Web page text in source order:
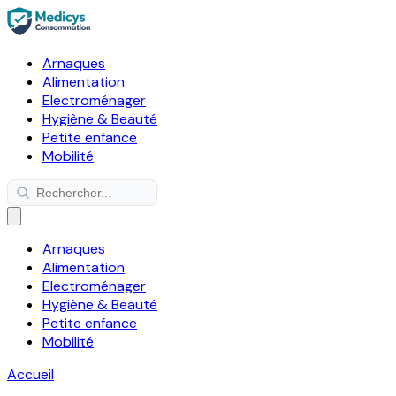
Arnaques
Alimentation
Electroménager
Hygiène & Beauté
Petite enfance
Mobilité
Arnaques
Alimentation
Electroménager
Hygiène & Beauté
Petite enfance
Mobilité
Accueil